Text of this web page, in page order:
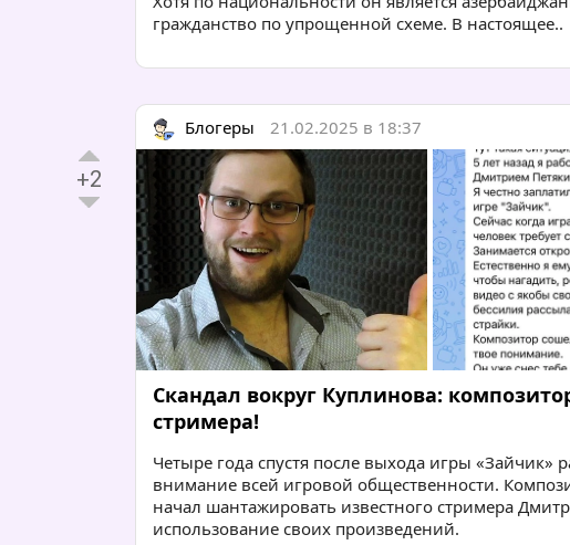
гражданство по упрощенной схеме. В настоящее..
Блогеры 21.02.2025 в 18:37
+2
Скандал вокруг Куплинова:
стримера!
Четыре года спустя после выхода игры
внимание всей игровой общественности.
начал шантажировать известного стримера
использование своих произведений.